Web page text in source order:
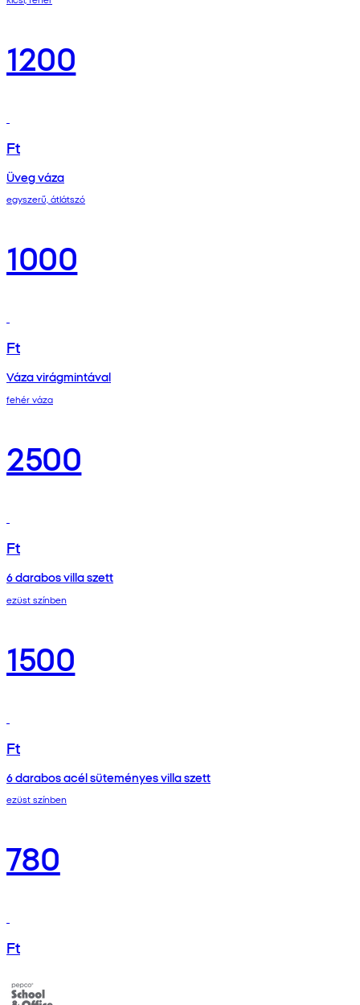
1200
Ft
Üveg váza
egyszerű, átlátszó
1000
Ft
Váza virágmintával
fehér váza
2500
Ft
6 darabos villa szett
ezüst színben
1500
Ft
6 darabos acél süteményes villa szett
ezüst színben
780
Ft